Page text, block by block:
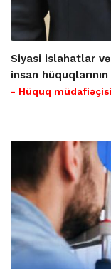
Siyasi islahatlar
insan
- Hüquq müdafiəçisi